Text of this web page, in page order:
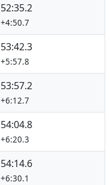
52:35.2
+4:50.7
53:42.3
+5:57.8
53:57.2
+6:12.7
54:04.8
+6:20.3
54:14.6
+6:30.1